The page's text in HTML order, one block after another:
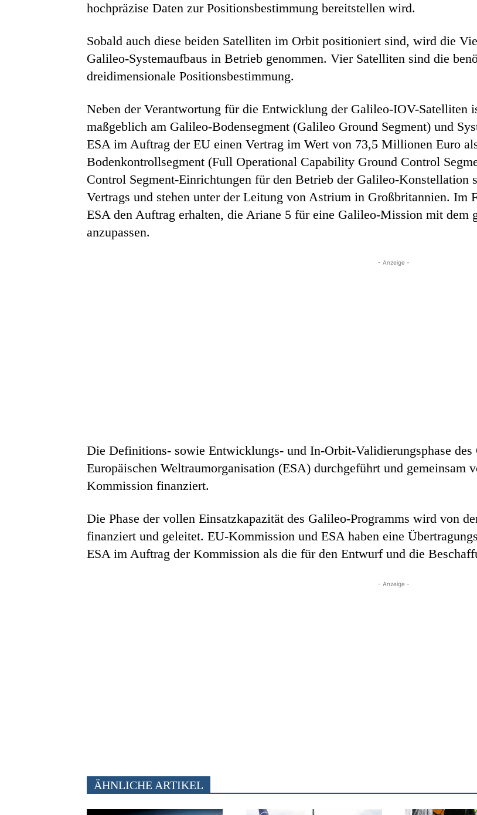
hochpräzise Daten zur Positionsbestimmung bereitstellen wird.
Sobald auch diese beiden Satelliten im Orbit positioniert sind, wird die
Galileo-Systemaufbaus in Betrieb genommen. Vier Satelliten sind die
dreidimensionale Positionsbestimmung.
Neben der Verantwortung für die Entwicklung der Galileo-IOV-Satelliten
maßgeblich am Galileo-Bodensegment (Galileo Ground Segment) und
ESA im Auftrag der EU einen Vertrag im Wert von 73,5 Millionen Euro
Bodenkontrollsegment (Full Operational Capability Ground Control
Control Segment-Einrichtungen für den Betrieb der Galileo-Konstellation
Vertrags und stehen unter der Leitung von Astrium in Großbritannien. Im
ESA den Auftrag erhalten, die Ariane 5 für eine Galileo-Mission mit dem
anzupassen.
- Anzeige -
Die Definitions- sowie Entwicklungs- und In-Orbit-Validierungsphase
Europäischen Weltraumorganisation (ESA) durchgeführt und gemeinsam
Kommission finanziert.
Die Phase der vollen Einsatzkapazität des Galileo-Programms wird von
finanziert und geleitet. EU-Kommission und ESA haben eine
ESA im Auftrag der Kommission als die für den Entwurf und die
- Anzeige -
ÄHNLICHE ARTIKEL